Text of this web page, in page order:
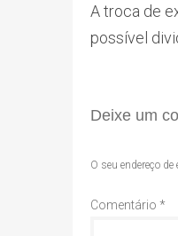
A troca de
possível
Deixe um
O seu endereço
Comentário *